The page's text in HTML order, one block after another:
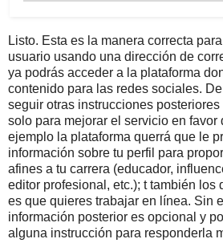
Listo. Esta es la manera correcta
usuario usando una dirección de
ya podrás acceder a la plataforma
contenido para las redes sociales.
seguir otras instrucciones
solo para mejorar el servicio en favor
ejemplo la plataforma querrá que le
información sobre tu perfil para
afines a tu carrera (educador,
editor profesional, etc.); t también los
es que quieres trabajar en línea. Sin
información posterior es opcional y
alguna instrucción para responderla